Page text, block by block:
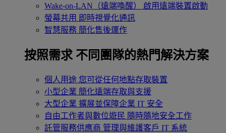
Wake-on-LAN（遠端喚醒）
啟用遠端裝置啟動
螢幕共用 即時視覺化通訊
智慧服務 簡化售後運作
按照需求 不同團隊的熱門解決方案
個人用途 您可從任何地點存取裝置
小型企業 簡化遠端存取與支援
大型企業 擴展並保障企業 IT 安全
自由工作者與數位遊民 隨時隨地安全工作
託管服務供應商 管理與維護客戶 IT 系統